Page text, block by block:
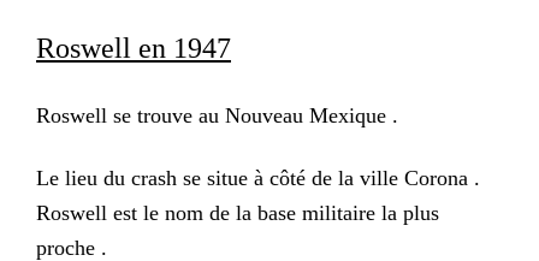
Roswell en 1947
Roswell se trouve au Nouveau Mexique .
Le lieu du crash se situe à côté de la ville Corona .
Roswell est le nom de la base militaire la plus
proche .